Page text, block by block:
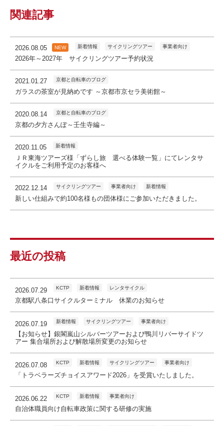
関連記事
2026.08.05 NEW 新着情報 サイクリングツアー 事業者向け
2026年～2027年 サイクリングツアー予約状況
2021.01.27 京都と自転車のブログ
ガラスの茶室が見納めです ～京都市京セラ美術館～
2020.08.14 京都と自転車のブログ
京都の夕方さんぽ～壬生寺編～
2020.11.05 新着情報
ＪＲ東海ツアーズ様「ずらし旅 選べる体験一覧」にてレンタサ
イクルをご利用予定のお客様へ
2022.12.14 サイクリングツアー 事業者向け 新着情報
新しい仕組みで約100名様もの団体様にご参加いただきました。
最近の投稿
2026.07.29 KCTP 新着情報 レンタサイクル
京都駅八条口サイクルターミナル 休業のお知らせ
2026.07.19 新着情報 サイクリングツアー 事業者向け
【お知らせ】銀閣嵐山シルバーツアーおよび鴨川リバーサイドツ
アー 集合場所および解散場所変更のお知らせ
2026.07.08 KCTP 新着情報 サイクリングツアー 事業者向け
「トラベラーズチョイスアワード2026」を受賞いたしました。
2026.06.22 KCTP 新着情報 事業者向け
自治体職員向け自転車政策に関する研修の実施